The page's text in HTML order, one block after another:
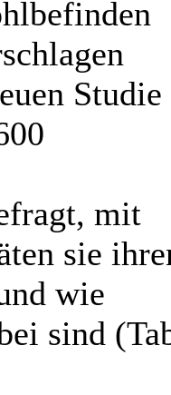
Studie
mit
sie
wie
sind